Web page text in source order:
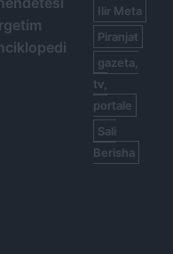
Ilir Meta
Piranjat
gazeta,
tv,
portale
Sali
Berisha